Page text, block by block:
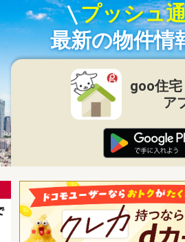
プッシュ
最新の物件情
goo住
ア